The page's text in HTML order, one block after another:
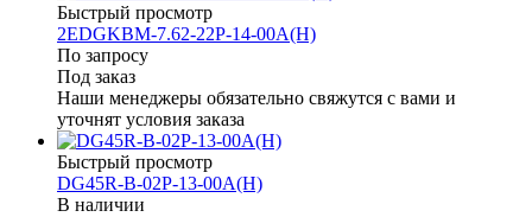
Быстрый просмотр
2EDGKBM-7.62-22P-14-00A(H)
По запросу
Под заказ
Наши менеджеры обязательно свяжутся с вами и
уточнят условия заказа
Быстрый просмотр
DG45R-B-02P-13-00A(H)
В наличии